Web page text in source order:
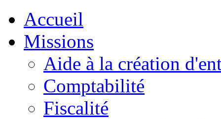
Accueil
Missions
Aide à la création
Comptabilité
Fiscalité